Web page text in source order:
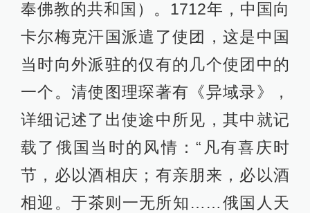
奉佛教的共和国）。1712年，中国向
卡尔梅克汗国派遣了使团，这是中国
当时向外派驻的仅有的几个使团中的
一个。清使图理琛著有《异域录》，
详细记述了出使途中所见，其中就记
载了俄国当时的风情：“凡有喜庆时
节，必以酒相庆；有亲朋来，必以酒
相迎。于茶则一无所知……俄国人天